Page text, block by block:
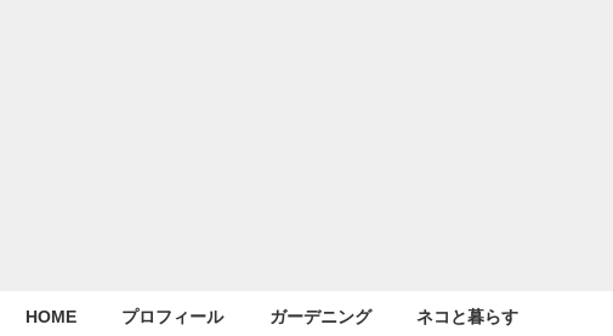
HOME プロフィール ガーデニング ネコと暮らす